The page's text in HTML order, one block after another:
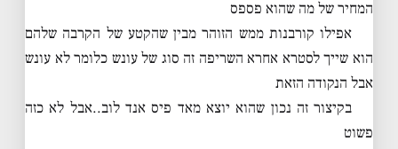
המחיר של מה שהוא פספס
אפילו קורבנות ממש הזוהר מבין שהקטע של הקרבה שלהם
הוא שייך לסטרא אחרא השריפה זה סוג של עונש כלומר לא עונש
אבל הנקודה הזאת
בקיצור זה נכון שהוא יוצא מאד פיס אנד לוב..אבל לא כזה
פשוט